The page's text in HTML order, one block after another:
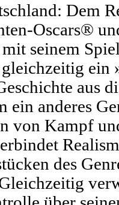
Dem
Oscars®
seinem
ein
aus
ein anderes
von Kampf
des